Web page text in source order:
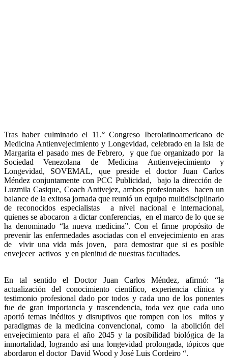
Tras haber culminado el 11.° Congreso Iberolatinoamericano de
Medicina Antienvejecimiento y Longevidad, celebrado en la Isla de
Margarita el pasado mes de Febrero, y que fue organizado por la
Sociedad Venezolana de Medicina Antienvejecimiento y
Longevidad, SOVEMAL, que preside el doctor Juan Carlos
Méndez conjuntamente con PCC Publicidad, bajo la dirección de
Luzmila Casique, Coach Antivejez, ambos profesionales hacen un
balance de la exitosa jornada que reunió un equipo multidisciplinario
de reconocidos especialistas a nivel nacional e internacional,
quienes se abocaron a dictar conferencias, en el marco de lo que se
ha denominado “la nueva medicina”. Con el firme propósito de
prevenir las enfermedades asociadas con el envejecimiento en aras
de vivir una vida más joven, para demostrar que si es posible
envejecer activos y en plenitud de nuestras facultades.
En tal sentido el Doctor Juan Carlos Méndez, afirmó: “la
actualización del conocimiento científico, experiencia clínica y
testimonio profesional dado por todos y cada uno de los ponentes
fue de gran importancia y trascendencia, toda vez que cada uno
aportó temas inéditos y disruptivos que rompen con los mitos y
paradigmas de la medicina convencional, como la abolición del
envejecimiento para el año 2045 y la posibilidad biológica de la
inmortalidad, logrando así una longevidad prolongada, tópicos que
abordaron el doctor David Wood y José Luis Cordeiro “.